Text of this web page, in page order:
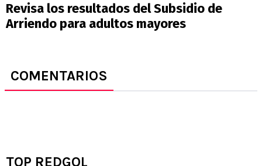
Revisa los resultados del Subsidio de
Arriendo para adultos mayores
COMENTARIOS
TOP REDGOL